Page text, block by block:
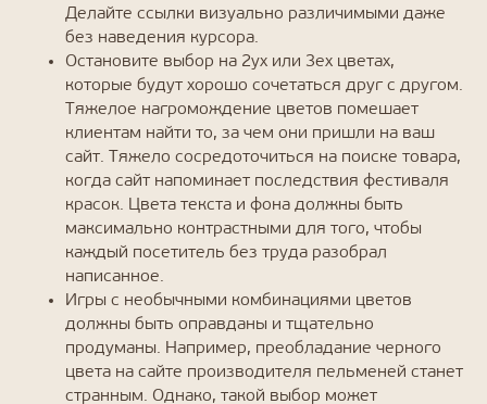
Делайте ссылки визуально различимыми даже
без наведения курсора.
Остановите выбор на 2ух или 3ех цветах,
которые будут хорошо сочетаться друг с другом.
Тяжелое нагромождение цветов помешает
клиентам найти то, за чем они пришли на ваш
сайт. Тяжело сосредоточиться на поиске товара,
когда сайт напоминает последствия фестиваля
красок. Цвета текста и фона должны быть
максимально контрастными для того, чтобы
каждый посетитель без труда разобрал
написанное.
Игры с необычными комбинациями цветов
должны быть оправданы и тщательно
продуманы. Например, преобладание черного
цвета на сайте производителя пельменей станет
странным. Однако, такой выбор может